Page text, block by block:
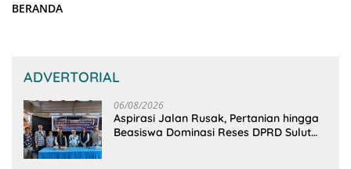
BERANDA
ADVERTORIAL
06/08/2026
Aspirasi Jalan Rusak, Pertanian hingga
Beasiswa Dominasi Reses DPRD Sulut